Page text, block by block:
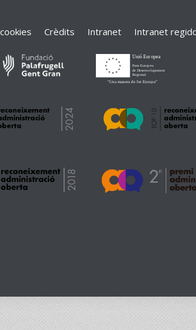
Crèdits Intranet Intranet